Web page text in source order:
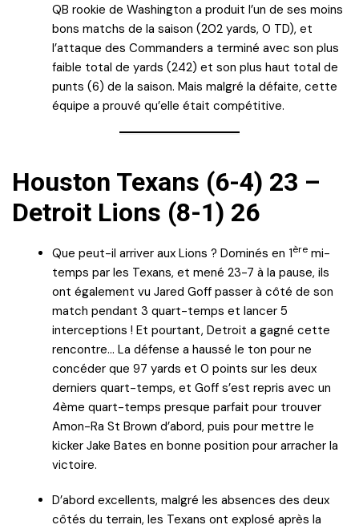
QB rookie de Washington a produit l’un de ses moins
bons matchs de la saison (202 yards, 0 TD), et
l’attaque des Commanders a terminé avec son plus
faible total de yards (242) et son plus haut total de
punts (6) de la saison. Mais malgré la défaite, cette
équipe a prouvé qu’elle était compétitive.
Houston Texans (6-4) 23 –
Detroit Lions (8-1) 26
Que peut-il arriver aux Lions ? Dominés en 1ère mi-
temps par les Texans, et mené 23-7 à la pause, ils
ont également vu Jared Goff passer à côté de son
match pendant 3 quart-temps et lancer 5
interceptions ! Et pourtant, Detroit a gagné cette
rencontre… La défense a haussé le ton pour ne
concéder que 97 yards et 0 points sur les deux
derniers quart-temps, et Goff s’est repris avec un
4ème quart-temps presque parfait pour trouver
Amon-Ra St Brown d’abord, puis pour mettre le
kicker Jake Bates en bonne position pour arracher la
victoire.
D’abord excellents, malgré les absences des deux
côtés du terrain, les Texans ont explosé après la